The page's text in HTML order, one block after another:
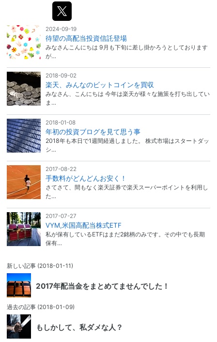
2024-09-19
待望の高配当投資信託登場
みなさんこんにちは 9月も下旬に差し掛かろうとしております
が…
2018-09-02
楽天、みんなのビットコインを買収
みなさん、こんにちは 今年は楽天が様々な施策を打ち出してい
ま…
2018-01-08
年初の投資ブログを見て思う事
2018年も本日で1週間経過しました。 株式市場はスタートダッ
シ…
2017-08-22
手数料がどんどんお安く！
さてさて、間もなく楽天証券で楽天スーパーポイントを利用し
た…
2017-07-27
VYM,米国高配当株式ETF
私が保有しているETFはまだ2銘柄のみです。その中でも長期
保有…
新しい記事 (2018-01-11)
2017年配当金をまとめてませんでした！
過去の記事 (2018-01-09)
もしかして、私ダメな人？